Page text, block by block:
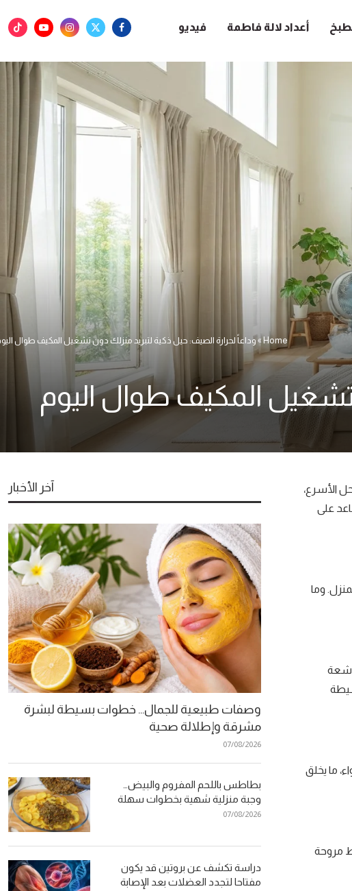
أعداد لالة فاطمة فيديو
Home
» وداعاً لحرارة الصيف: حيل ذكية لتبريد منزلك دون تشغيل المكيف طوال
تشغيل المكيف طوال اليوم
الأسرع،
على
وما
ما يخلق
مروحة
آخر الأخبار
وصفات طبيعية للجمال… خطوات بسيطة لبشرة
مشرقة وإطلالة صحية
07/08/2026
بطاطس باللحم المفروم والبيض…
وجبة منزلية شهية بخطوات سهلة
07/08/2026
دراسة تكشف عن بروتين قد يكون
مفتاحا لتجدد العضلات بعد الإصابة